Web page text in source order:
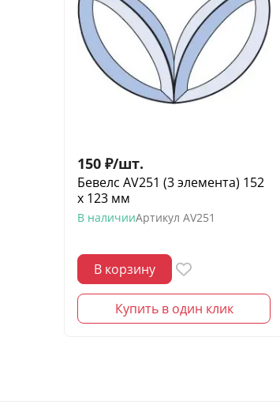
150 ₽/шт.
Бевелс AV251 (3 элемента) 152
х 123 мм
В наличииАртикул AV251
В корзину
Купить в один клик